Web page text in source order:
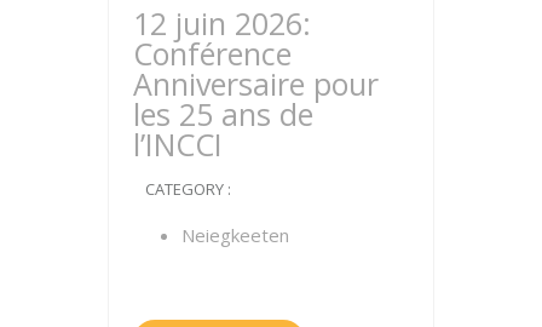
12 juin 2026:
Conférence
Anniversaire pour
les 25 ans de
l’INCCI
CATEGORY :
Neiegkeeten